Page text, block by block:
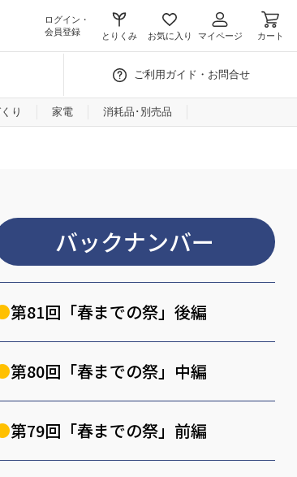
ログイン・
会員登録
とりくみ お気に入り マイページ カート
ご利用ガイド・お問合せ
り 家電 消耗品･別売品
バックナンバー
第81回「春までの祭」後編
第80回「春までの祭」中編
第79回「春までの祭」前編